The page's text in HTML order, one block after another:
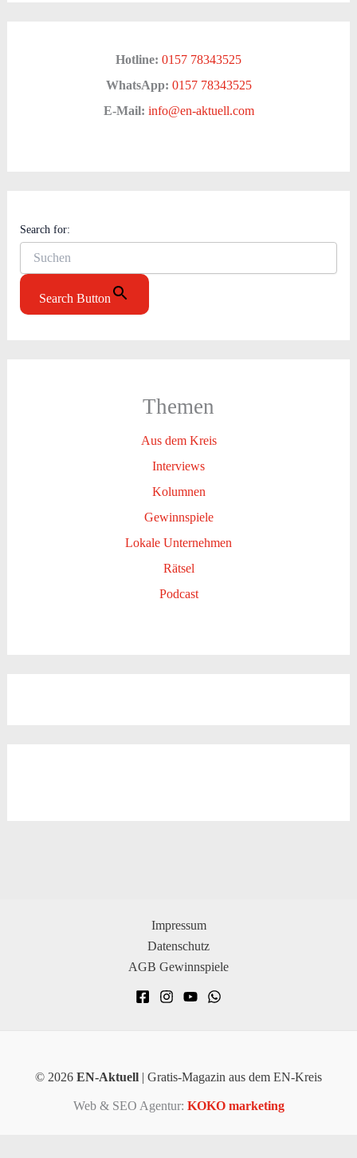
Hotline: 0157 78343525
WhatsApp: 0157 78343525
E-Mail: info@en-aktuell.com
Search for:
Search Button
Themen
Aus dem Kreis
Interviews
Kolumnen
Gewinnspiele
Lokale Unternehmen
Rätsel
Podcast
Impressum
Datenschutz
AGB Gewinnspiele
© 2026 EN-Aktuell | Gratis-Magazin aus dem EN-Kreis
Web & SEO Agentur: KOKO marketing